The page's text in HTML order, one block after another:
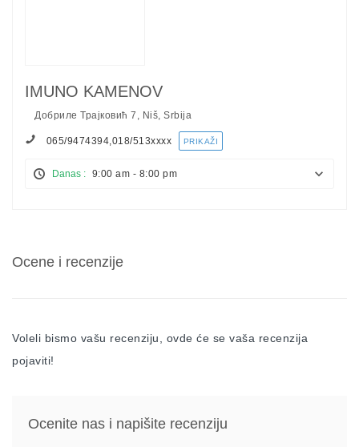
IMUNO KAMENOV
Добриле Трајковић 7, Niš, Srbija
065/9474394,018/513xxxx PRIKAŽI
Danas : 9:00 am - 8:00 pm
Ocene i recenzije
Voleli bismo vašu recenziju, ovde će se vaša recenzija
pojaviti!
Ocenite nas i napišite recenziju